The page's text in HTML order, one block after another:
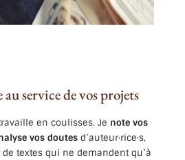
service de vos projets
en coulisses. Je note vos
vos doutesd’auteur·rice·s,
textes qui ne demandent qu’à